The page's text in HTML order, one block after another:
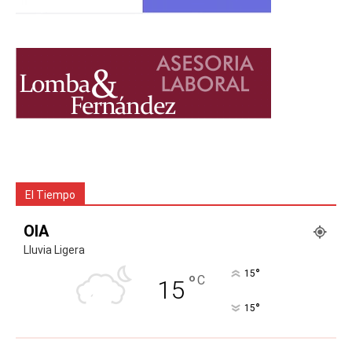
El Tiempo
OIA
Lluvia Ligera
15 °C 15°
15°